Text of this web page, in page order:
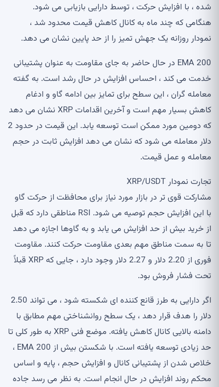
شده ، با افزایش حرکت ، توسط دارایی بازیابی می شود.
هنگامی که چند ماه به کانال کاهش قیمت محدود شد ،
نمودار روزانه یک جهش تمیز را از حد پایین نشان می دهد.
200 EMA در حال حاضر به جای مقاومت به عنوان پشتیبانی
خدمت می کند ، احساس افزایش در حال رشد است. به گفته
معامله گران ، این سطح برای تمایز بین ادامه گاو و ادغام
کاهش بسیار مهم است و آخرین اقدامات XRP نشان می دهد
که دومین مورد ممکن است توسعه یابد. این قیمت در حدود 2
دلار معامله می شود که نشان می دهد افزایش ثابت در حجم
معامله و عمل قیمت.
تجارت نمودار XRP/USDT
مشارکت قوی تر در بازار مورد نیاز برای محافظت از حرکت گاو
با این افزایش حجم توصیه می شود. RSI مناطقی دارد که قبل
از خرید بیش از حد افزایش می یابد و به گاوها اجازه می دهد
تا به سمت مناطق مهم بعدی مقاومت حرکت کنند. مقاومت
فوری از 2.20 دلار و 2.27 دلار وجود دارد ، جایی که XRP قبلاً
تحت فشار فروش بود.
اگر دارایی به طرز قانع کننده ای شکسته شود ، می تواند 2.50
دلار را هدف قرار دهد ، یک سطح روانشناختی مهم مطابق با
دامنه بالایی کانال کاهش یافته. موضع فنی XRP به طور کلی تا
حد زیادی توسعه یافته است. با شکستن بیش از 200 EMA ،
خلاص شدن از پشتیبانی کانال و افزایش حجم ، پایه و اساس
محکم روند افزایش در حال انجام است. به نظر می رسد جاده